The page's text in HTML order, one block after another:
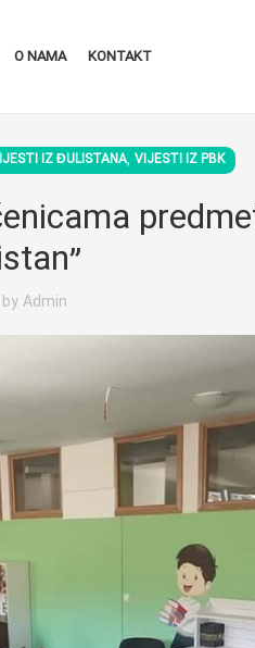
O NAMA KONTAKT
IZ ĐULISTANA, VIJESTI IZ PBK
Admin